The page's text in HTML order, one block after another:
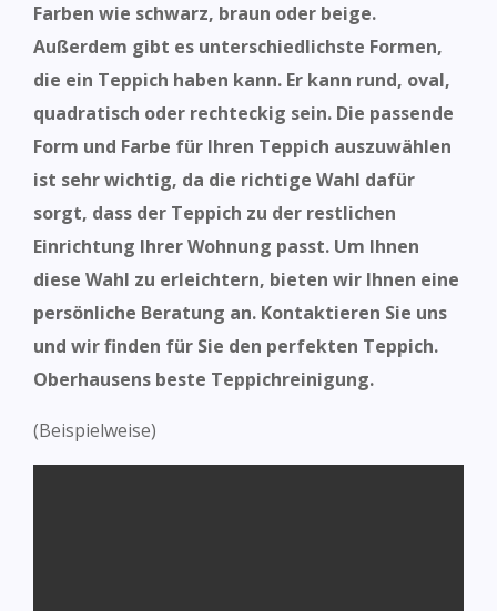
Farben wie schwarz, braun oder beige.
Außerdem gibt es unterschiedlichste Formen,
die ein Teppich haben kann. Er kann rund, oval,
quadratisch oder rechteckig sein. Die passende
Form und Farbe für Ihren Teppich auszuwählen
ist sehr wichtig, da die richtige Wahl dafür
sorgt, dass der Teppich zu der restlichen
Einrichtung Ihrer Wohnung passt. Um Ihnen
diese Wahl zu erleichtern, bieten wir Ihnen eine
persönliche Beratung an. Kontaktieren Sie uns
und wir finden für Sie den perfekten Teppich.
Oberhausens beste Teppichreinigung.
(Beispielweise)